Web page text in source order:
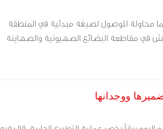
محاولة للوصول لصيغة مبدئية في المنطقة
في مقاطعة البضائع الصهيونية والصهاينة
ووجدانها